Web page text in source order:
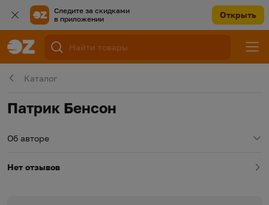
Следите за скидками
в приложении
Открыть
Каталог
Патрик Бенсон
Об авторе
Нет отзывов